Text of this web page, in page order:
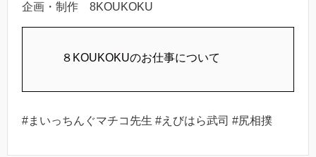
企画・制作 8KOUKOKU
８KOUKOKUのお仕事について
#まいっちんぐマチコ先生 #えびはら武司 #尻相撲